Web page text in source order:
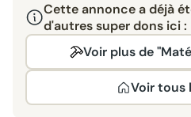
Cette annonce a déjà
d'autres super dons ici :
Voir plus de
Voir tous